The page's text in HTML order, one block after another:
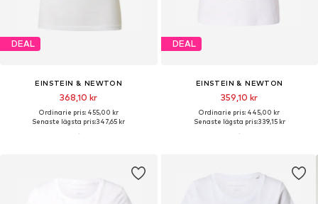
DEAL
EINSTEIN & NEWTON
368,10 kr
Ordinarie pris: 455,00 kr
Senaste lägsta pris:347,65 kr
DEAL
EINSTEIN & NEWTON
359,10 kr
Ordinarie pris: 445,00 kr
Senaste lägsta pris:339,15 kr